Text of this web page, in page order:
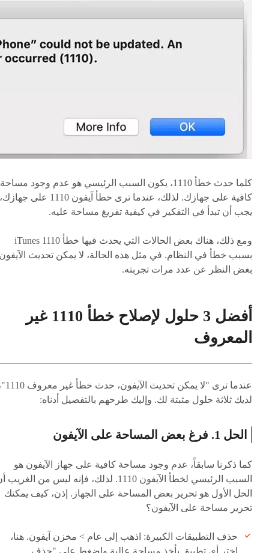
كلما حدث خطأ 1110، يكون السبب الرئيسي هو عدم وجود مساحة
كافية على جهازك. لذلك، عندما ترى خطأ آيفون 1110 على جهازك،
يجب أن تبدأ في التفكير في كيفية تفريغ مساحة عليه.
ومع ذلك، هناك بعض الحالات التي يحدث فيها خطأ iTunes 1110
بسبب خطأ في النظام. في مثل هذه الحالة، لا يمكن تحديث
بغض النظر عن عدد مرات تجربته.
أفضل 3 حلول لإصلاح خطأ 1110 غير
المعروف
عندما ترى "لا يمكن تحديث
لديك ثلاثة حلول مثبتة لك. وإليك طرحهم بالتفصيل أدناه:
الحل 1. فرغ بعض المساحة على الآيفون
كما ذكرنا سابقاً، عدم وجود مساحة كافية على جهاز الآيفون هو
السبب الرئيسي لخطأ الآيفون 1110. لذلك، فإنه ليس من
الحل الأول هو تحرير بعض المساحة على الجهاز. إذن، كيف يمكنك
تحرير مساحة على الآيفون؟
حذف التطبيقات الكبيرة: اذهب إلى عام > مخزن آيفون. هنا،
اختر أي تطبيق يأخذ مساحة عالية واضغط على "حذف